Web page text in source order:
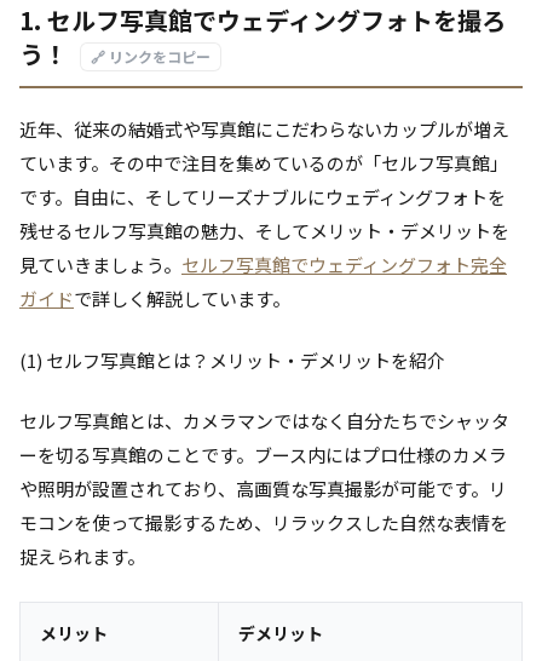
1. セルフ写真館でウェディングフォトを撮ろ
う！
🔗 リンクをコピー
近年、従来の結婚式や写真館にこだわらないカップルが増え
ています。その中で注目を集めているのが「セルフ写真館」
です。自由に、そしてリーズナブルにウェディングフォトを
残せるセルフ写真館の魅力、そしてメリット・デメリットを
見ていきましょう。 セルフ写真館でウェディングフォト完全
ガイドで詳しく解説しています。
(1) セルフ写真館とは？メリット・デメリットを紹介
セルフ写真館とは、カメラマンではなく自分たちでシャッタ
ーを切る写真館のことです。ブース内にはプロ仕様のカメラ
や照明が設置されており、高画質な写真撮影が可能です。リ
モコンを使って撮影するため、リラックスした自然な表情を
捉えられます。
メリット デメリット